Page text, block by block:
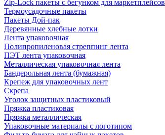
Zip-Lock пакеты с бегунком для маркетплейсов
Термоусадочные пакеты
Пакеты Дой-пак
Деревянные хлебные лотки
Лента упаковочная
Полипропиленовая стреппинг лента
ПЭТ лента упаковочная
Металлическая упаковочная лента
Бандерольная лента (бумажная)
Крепеж для упаковочных лент
Скрепа
Уголок защитных пластиковый
Пряжка пластиковая
Пряжка металлическая
Упаковочные материалы с логотипом